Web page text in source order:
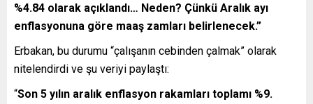
%4.84 olarak açıklandı… Neden? Çünkü Aralık ayı
enflasyonuna göre maaş zamları belirlenecek.”
Erbakan, bu durumu “çalışanın cebinden çalmak” olarak
nitelendirdi ve şu veriyi paylaştı:
“Son 5 yılın aralık enflasyon rakamları toplamı %9.